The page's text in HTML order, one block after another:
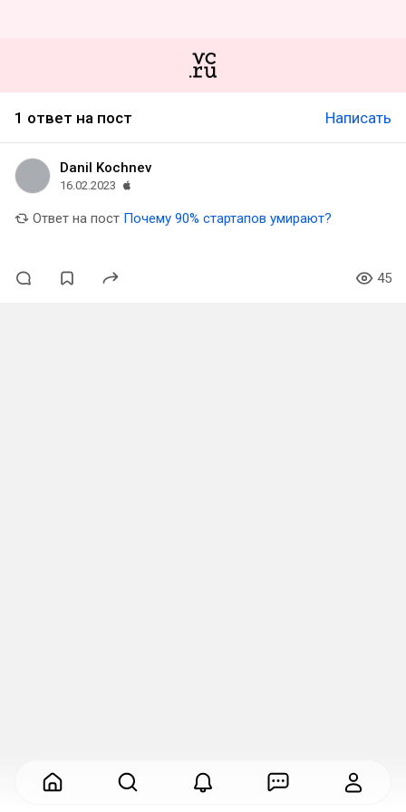
1 ответ на пост Написать
Danil Kochnev
16.02.2023
Ответ на пост Почему 90% стартапов умирают?
45